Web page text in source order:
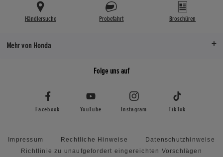
Händlersuche Probefahrt Broschüren
Mehr von Honda
Folge uns auf
Facebook YouTube Instagram TikTok
Impressum Rechtliche Hinweise
Datenschutzhinweise
Richtlinie zu unaufgefordert eingereichten Vorschlägen